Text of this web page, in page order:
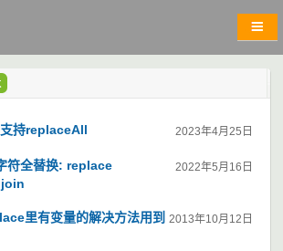
2023年4月25日
持replaceAll
2022年5月16日
符全替换: replace
2013年10月12日
里有变量的解决方法用到